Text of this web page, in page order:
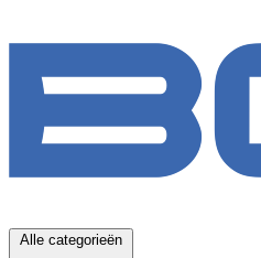
Alle categorieën